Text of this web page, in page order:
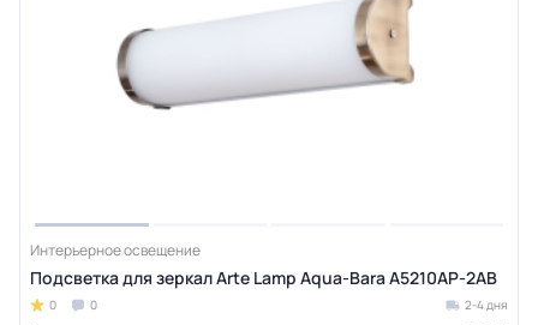
Интерьерное освещение
Подсветка для зеркал Arte Lamp Aqua-Bara A5210AP-2AB
0 0 2-4 дня